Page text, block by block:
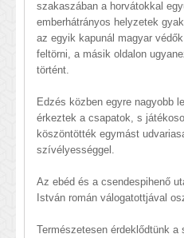
szakaszában a horvátokkal
emberhátrányos helyzetek
az egyik kapunál magyar
feltörni, a másik oldalon
történt.
Edzés közben egyre nagyobb
érkeztek a csapatok, s
köszöntötték egymást
szívélyességgel.
Az ebéd és a csendespihenő
István román válogatottjával
Természetesen érdeklődtünk